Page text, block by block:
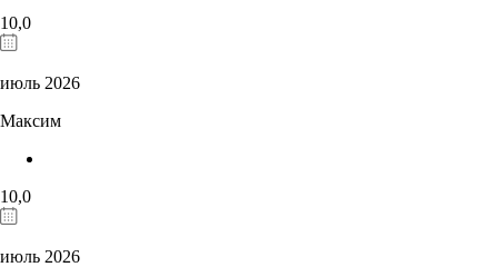
10,0
июль 2026
Максим
10,0
июль 2026